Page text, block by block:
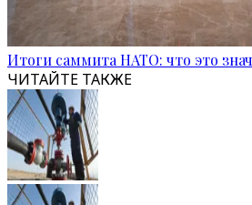
Итоги саммита НАТО: что это
ЧИТАЙТЕ ТАКЖЕ